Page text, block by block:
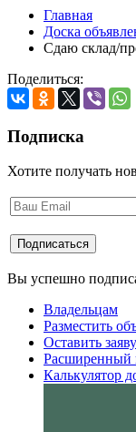
Главная
Доска
Сдаю склад/
Поделиться:
Подписка
Хотите получать
Вы успешно
Владельцам
Разместить
Оставить заяву
Расширенный
Калькулятор